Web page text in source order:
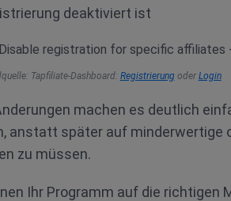
deaktiviert ist
Tapfiliate-Dashboard: Registrierung oder Login
machen es deutlich
anstatt später auf minderwertige
zu müssen.
Ihr Programm auf die richtigen